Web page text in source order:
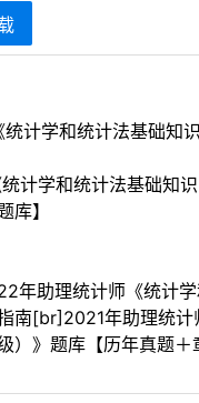
计学和统计法基础知
计学和统计法基础知
库】
年助理统计师《统计
南[br]2021年助理统计
）》题库【历年真题